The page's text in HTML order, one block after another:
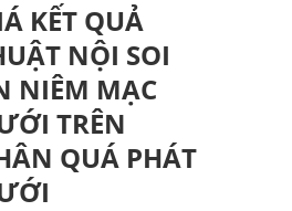
KẾT QUẢ
NỘI SOI
NIÊM MẠC
TRÊN
QUÁ PHÁT